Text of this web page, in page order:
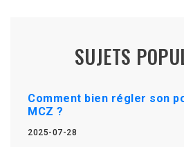
SUJETS
Comment bien régler son
MCZ ?
2025-07-28